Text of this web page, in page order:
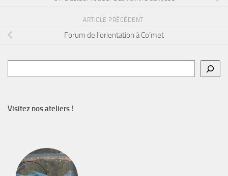
ARTICLE PRÉCÉDENT
Forum de l’orientation à Co’met
Visitez nos ateliers !